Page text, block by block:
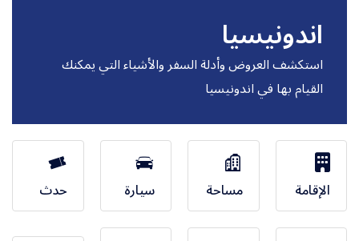
الرحلات
اندونيسيا
استكشف العروض وأدلة السفر والأشياء التي يمكنك
القيام بها في اندونيسيا
الإقامة مساحة سيارة حدث